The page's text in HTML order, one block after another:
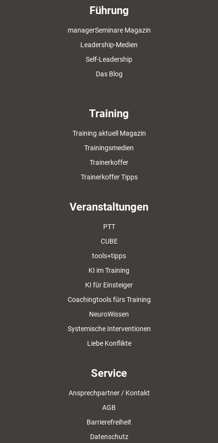
Führung
managerSeminare Magazin
Leadership-Medien
Self-Leadership
Das Blog
Training
Training aktuell Magazin
Trainingsmedien
Trainerkoffer
Trainerkoffer Tipps
Veranstaltungen
PTT
CUBE
tools+tipps
KI im Training
KI für Einsteiger
Coachingtools fürs Training
NeuroWissen
Systemische Interventionen
Liebe Konflikte
Service
Ansprechpartner / Kontakt
AGB
Barrierefreiheit
Datenschutz